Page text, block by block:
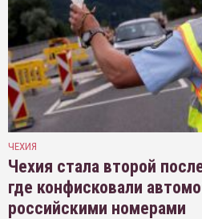
ЧЕХИЯ
Чехия стала второй
где конфисковали
российскими номерами